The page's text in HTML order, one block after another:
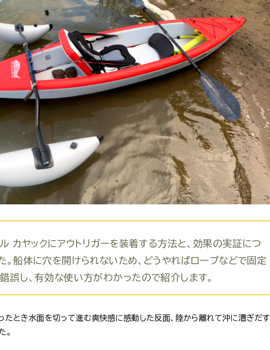
カヤックにアウトリガーを装着する方法と、効果の実証につ
。船体に穴を開けられないため、どうやればロープなどで固定
誤し、有効な使い方がわかったので紹介します。
たとき水面を切って進む爽快感に感動した反面、陸から離れて沖に漕ぎだす
。